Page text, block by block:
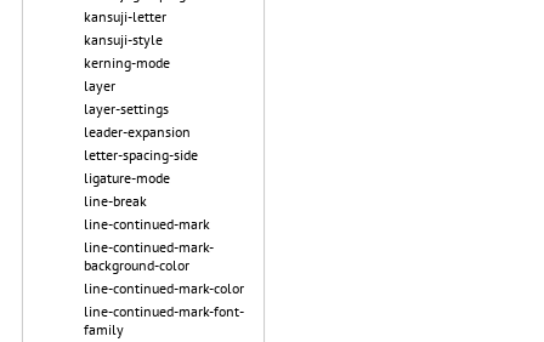
kansuji-letter
kansuji-style
kerning-mode
layer
layer-settings
leader-expansion
letter-spacing-side
ligature-mode
line-break
line-continued-mark
line-continued-mark-
background-color
line-continued-mark-color
line-continued-mark-font-
family